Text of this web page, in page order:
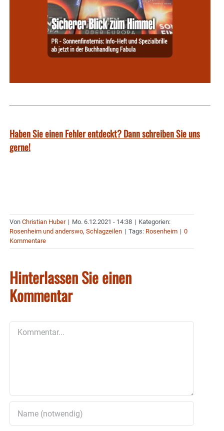
Haben Sie einen Fehler entdeckt? Dann schreiben Sie uns
gerne!
Von Christian Huber | Mo. 6.12.2021 - 14:38 | Kategorien:
Rosenheim und anderswo, Schlagzeilen | Tags: Rosenheim | 0
Kommentare
Hinterlassen Sie einen
Kommentar